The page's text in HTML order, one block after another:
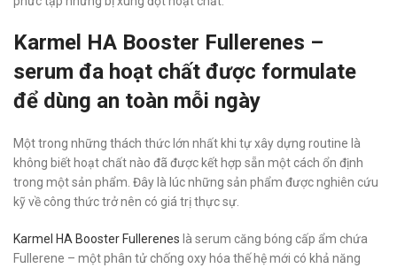
Karmel HA Booster Fullerenes –
serum đa hoạt chất được formulate
để dùng an toàn mỗi ngày
Một trong những thách thức lớn nhất khi tự xây dựng routine là
không biết hoạt chất nào đã được kết hợp sẵn một cách ổn định
trong một sản phẩm. Đây là lúc những sản phẩm được nghiên cứu
kỹ về công thức trở nên có giá trị thực sự.
Karmel HA Booster Fullerenes là serum căng bóng cấp ẩm chứa
Fullerene – một phân tử chống oxy hóa thế hệ mới có khả năng